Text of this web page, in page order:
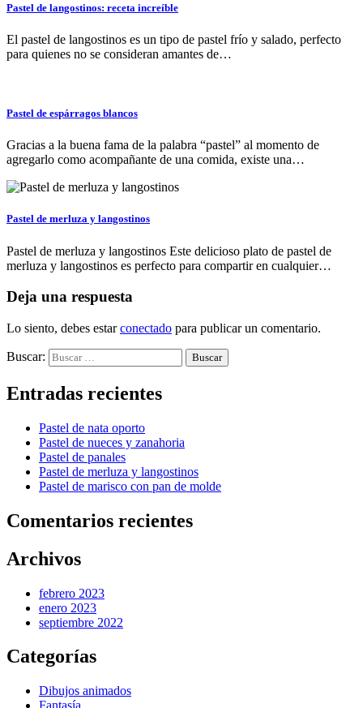
Pastel de langostinos: receta increíble
El pastel de langostinos es un tipo de pastel frío y salado, perfecto
para quienes no se consideran amantes de…
Pastel de espárragos blancos
Gracias a la buena fama de la palabra “pastel” al momento de
agregarlo como acompañante de una comida, existe una…
Pastel de merluza y langostinos
Pastel de merluza y langostinos Este delicioso plato de pastel de
merluza y langostinos es perfecto para compartir en cualquier…
Deja una respuesta
Lo siento, debes estarconectado para publicar un comentario.
Buscar:
Entradas recientes
Pastel de nata oporto
Pastel de nueces y zanahoria
Pastel de panales
Pastel de merluza y langostinos
Pastel de marisco con pan de molde
Comentarios recientes
Archivos
febrero 2023
enero 2023
septiembre 2022
Categorías
Dibujos animados